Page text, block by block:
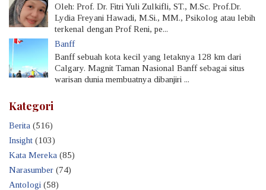
Oleh: Prof. Dr. Fitri Yuli Zulkifli, ST., M.Sc. Prof.Dr.
Lydia Freyani Hawadi, M.Si., MM., Psikolog atau lebih
terkenal dengan Prof Reni, pe...
Banff
Banff sebuah kota kecil yang letaknya 128 km dari
Calgary. Magnit Taman Nasional Banff sebagai situs
warisan dunia membuatnya dibanjiri ...
Kategori
Berita (516)
Insight (103)
Kata Mereka (85)
Narasumber (74)
Antologi (58)